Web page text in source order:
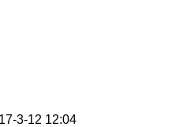
3-12 12:04